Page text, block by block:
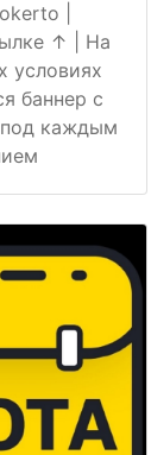
|
↑ | На
условиях
баннер с
каждым